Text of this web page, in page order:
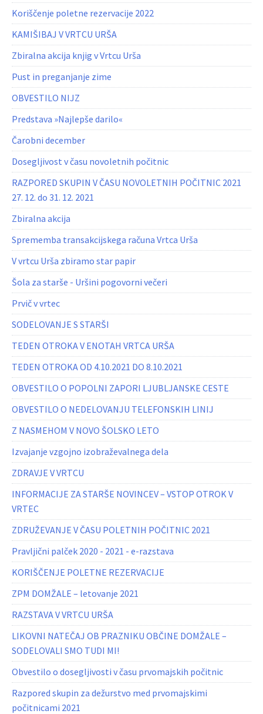
Koriščenje poletne rezervacije 2022
KAMIŠIBAJ V VRTCU URŠA
Zbiralna akcija knjig v Vrtcu Urša
Pust in preganjanje zime
OBVESTILO NIJZ
Predstava »Najlepše darilo«
Čarobni december
Dosegljivost v času novoletnih počitnic
RAZPORED SKUPIN V ČASU NOVOLETNIH POČITNIC 2021
27. 12. do 31. 12. 2021
Zbiralna akcija
Sprememba transakcijskega računa Vrtca Urša
V vrtcu Urša zbiramo star papir
Šola za starše - Uršini pogovorni večeri
Prvič v vrtec
SODELOVANJE S STARŠI
TEDEN OTROKA V ENOTAH VRTCA URŠA
TEDEN OTROKA OD 4.10.2021 DO 8.10.2021
OBVESTILO O POPOLNI ZAPORI LJUBLJANSKE CESTE
OBVESTILO O NEDELOVANJU TELEFONSKIH LINIJ
Z NASMEHOM V NOVO ŠOLSKO LETO
Izvajanje vzgojno izobraževalnega dela
ZDRAVJE V VRTCU
INFORMACIJE ZA STARŠE NOVINCEV – VSTOP OTROK V
VRTEC
ZDRUŽEVANJE V ČASU POLETNIH POČITNIC 2021
Pravljični palček 2020 - 2021 - e-razstava
KORIŠČENJE POLETNE REZERVACIJE
ZPM DOMŽALE – letovanje 2021
RAZSTAVA V VRTCU URŠA
LIKOVNI NATEČAJ OB PRAZNIKU OBČINE DOMŽALE –
SODELOVALI SMO TUDI MI!
Obvestilo o dosegljivosti v času prvomajskih počitnic
Razpored skupin za dežurstvo med prvomajskimi
počitnicami 2021